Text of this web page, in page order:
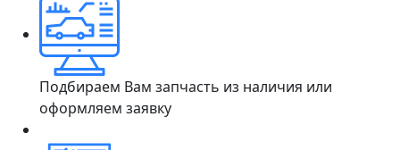
Подбираем Вам запчасть из наличия или
оформляем заявку